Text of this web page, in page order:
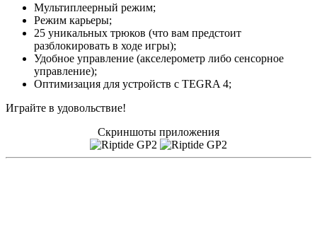
Мультиплеерный режим;
Режим карьеры;
25 уникальных трюков (что вам предстоит
разблокировать в ходе игры);
Удобное управление (акселерометр либо сенсорное
управление);
Оптимизация для устройств с TEGRA 4;
Играйте в удовольствие!
Скриншоты приложения